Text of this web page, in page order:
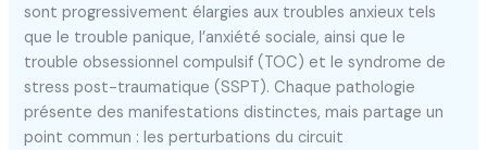
sont progressivement élargies aux troubles anxieux tels
que le trouble panique, l’anxiété sociale, ainsi que le
trouble obsessionnel compulsif (TOC) et le syndrome de
stress post-traumatique (SSPT). Chaque pathologie
présente des manifestations distinctes, mais partage un
point commun : les perturbations du circuit